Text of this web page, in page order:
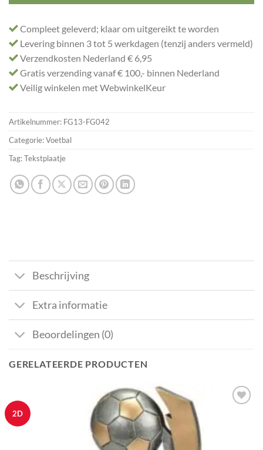
Compleet geleverd; klaar om uitgereikt te worden
Levering binnen 3 tot 5 werkdagen (tenzij anders vermeld)
Verzendkosten Nederland € 6,95
Gratis verzending vanaf € 100,- binnen Nederland
Veilig winkelen met WebwinkelKeur
Artikelnummer: FG13-FG042
Categorie:Voetbal
Tag:Tekstplaatje
Beschrijving
Extra informatie
Beoordelingen (0)
GERELATEERDE PRODUCTEN
2D